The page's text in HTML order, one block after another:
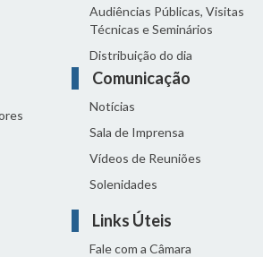
Audiências Públicas, Visitas
Técnicas e Seminários
Distribuição do dia
Comunicação
Notícias
Sala de Imprensa
Vídeos de Reuniões
Solenidades
Links Úteis
Fale com a Câmara